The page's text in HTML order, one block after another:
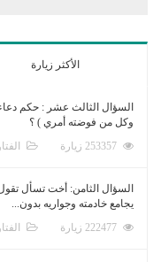
الأكثر زيارة
السؤال الثالث عشر : حكم
وكل من فوضته أمري ) ؟
السؤال الثامن: أخت تسأل
يجامع خادمته وجواريه بدون...